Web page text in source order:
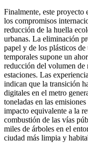
Finalmente, este proyecto
los compromisos
reducción de la huella
urbanas. La eliminación
papel y de los plásticos
temporales supone un
reducción del volumen de
estaciones. Las
indican que la transición
digitales en el metro
toneladas en las
impacto equivalente a la
combustión de las vías
miles de árboles en el
ciudad más limpia y